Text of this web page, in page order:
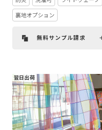
裏地オプション
無料サンプル請求
翌日出荷